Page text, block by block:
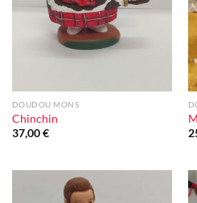
DOUDOU MONS
Chinchin
37,00€